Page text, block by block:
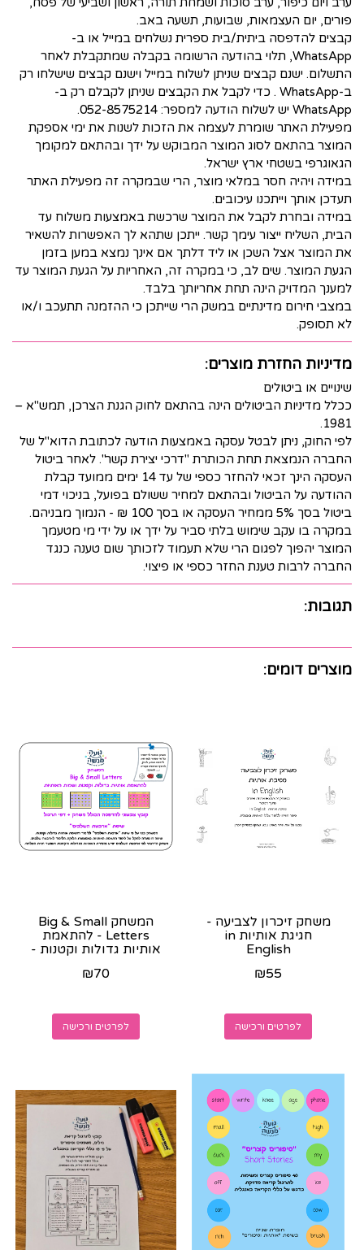
פורים, יום העצמאות, שבועות, תשעה באב.
קבצים להדפסה ביתית/בית ספרית נשלחים במייל או ב-
WhatsApp, תלוי בהודעה הרשומה בקבלה שמתקבלת לאחר
התשלום. ישנם קבצים שניתן לשלוח במייל וישנם קבצים שישלחו רק
ב-WhatsApp . כדי לקבל את הקבצים שניתן לקבלם רק ב-
WhatsApp יש לשלוח הודעה למספר: 052-8575214.
מפעילת האתר שומרת לעצמה את הזכות לשנות את ימי אספקת
המוצר בהתאם לסוג המוצר המבוקש על ידך ובהתאם למקומך
הגאוגרפי בשטחי ארץ ישראל.
במידה ויהיה חסר במלאי מוצר, הרי שבמקרה זה מפעילת האתר
תעדכן אותך וייתכנו עיכובים.
במידה ובחרת לקבל את המוצר שרכשת באמצעות משלוח עד
הבית, השליח ייצור עימך קשר. ייתכן שתהא לך האפשרות להשאיר
את המוצר אצל השכן או ליד דלתך אם אינך נמצא במען בזמן
הגעת המוצר. שים לב, כי במקרה זה, האחריות על הגעת המוצר עד
למענך המדויק הינה תחת אחריותך בלבד.
במצבי חירום מדינתיים במשק הרי שייתכן כי ההזמנה תתעכב ו/או
לא תסופק.
מדיניות החזרת מוצרים:
שינויים או ביטולים
ככלל מדיניות הביטולים הינה בהתאם לחוק הגנת הצרכן, תמש"א –
1981.
לפי החוק, ניתן לבטל עסקה באמצעות הודעה לכתובת הדוא"ל של
החברה הנמצאת תחת הכותרת "דרכי יצירת קשר". לאחר ביטול
העסקה הינך זכאי להחזר כספי של עד 14 ימים ממועד קבלת
ההודעה על הביטול ובהתאם למחיר ששולם בפועל, בניכוי דמי
ביטול בסך 5% ממחיר העסקה או בסך 100 ₪ - הנמוך מבניהם.
במקרה בו עקב שימוש בלתי סביר על ידך או על ידי מי מטעמך
המוצר יהפוך לפגום הרי שלא תעמוד לזכותך שום טענה כנגד
החברה לרבות טענת החזר כספי או פיצוי.
תגובות:
מוצרים דומים:
משחק זיכרון לצביעה -
חגיגת אותיות in
English
₪55
לפרטים ורכישה
המשחק Big & Small
Letters - להתאמת
אותיות גדולות וקטנות -
+...
₪70
לפרטים ורכישה